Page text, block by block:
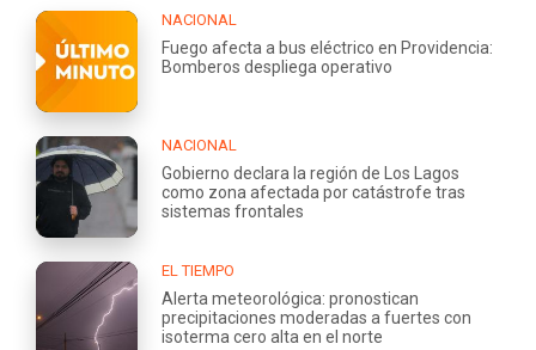
NACIONAL
Fuego afecta a bus eléctrico en Providencia:
Bomberos despliega operativo
NACIONAL
Gobierno declara la región de Los Lagos
como zona afectada por catástrofe tras
sistemas frontales
EL TIEMPO
Alerta meteorológica: pronostican
precipitaciones moderadas a fuertes con
isoterma cero alta en el norte